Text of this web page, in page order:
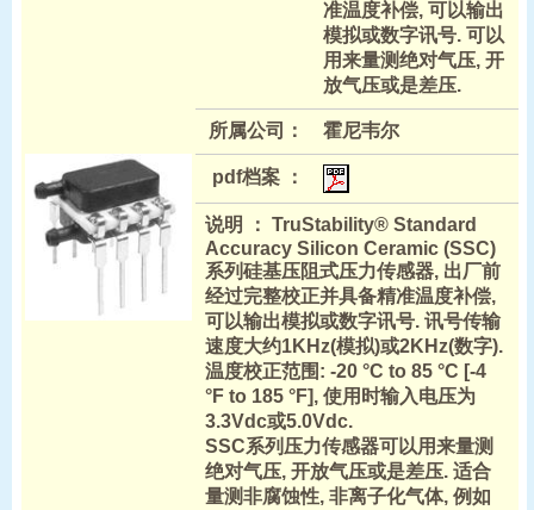
准温度补偿, 可以输出
模拟或数字讯号. 可以
用来量测绝对气压, 开
放气压或是差压.
所属公司： 霍尼韦尔
pdf档案 ：
说明 ： TruStability® Standard
Accuracy Silicon Ceramic (SSC)
系列硅基压阻式压力传感器, 出厂前
经过完整校正并具备精准温度补偿,
可以输出模拟或数字讯号. 讯号传输
速度大约1KHz(模拟)或2KHz(数字).
温度校正范围: -20 °C to 85 °C [-4
°F to 185 °F], 使用时输入电压为
3.3Vdc或5.0Vdc.
SSC系列压力传感器可以用来量测
绝对气压, 开放气压或是差压. 适合
量测非腐蚀性, 非离子化气体, 例如